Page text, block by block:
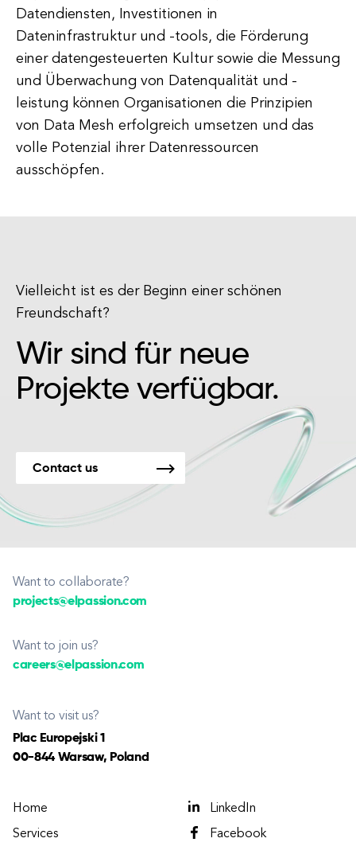
Datendiensten, Investitionen in
Dateninfrastruktur und -tools, die Förderung
einer datengesteuerten Kultur sowie die Messung
und Überwachung von Datenqualität und -
leistung können Organisationen die Prinzipien
von Data Mesh erfolgreich umsetzen und das
volle Potenzial ihrer Datenressourcen
ausschöpfen.
Vielleicht ist es der Beginn einer schönen
Freundschaft?
Wir sind für neue
Projekte verfügbar.
Contact us
Want to collaborate?
projects@elpassion.com
Want to join us?
careers@elpassion.com
Want to visit us?
Plac Europejski 1
00-844 Warsaw, Poland
Home
Services
LinkedIn
Facebook